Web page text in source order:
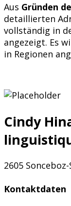
Aus Gründen
detaillierten
vollständig in
angezeigt. Es
in Regionen
Cindy
2605
Kontaktdaten